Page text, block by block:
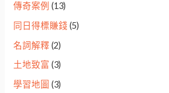
傳奇案例 (13)
同日得標賺錢 (5)
名詞解釋 (2)
土地致富 (3)
學習地圖 (3)